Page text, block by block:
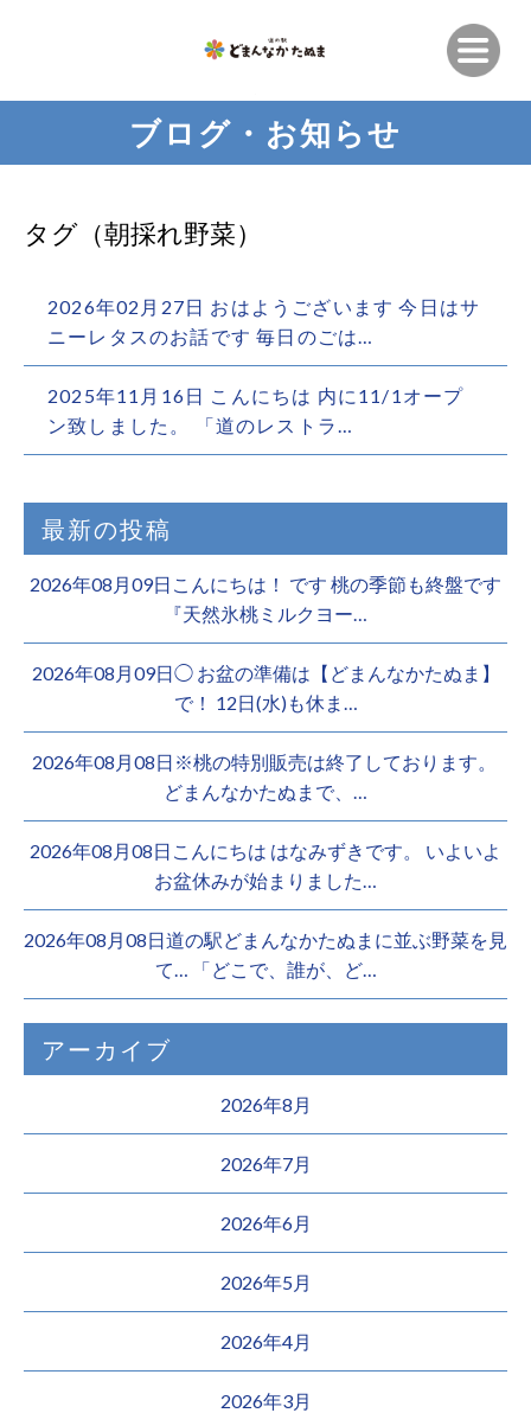
ブログ・お知らせ
タグ（朝採れ野菜）
2026年02月27日 おはようございます 今日はサ
ニーレタスのお話です 毎日のごは…
2025年11月16日 こんにちは 内に11/1オープ
ン致しました。 「道のレストラ…
最新の投稿
2026年08月09日こんにちは！ です 桃の季節も終盤です
『天然氷桃ミルクヨー…
2026年08月09日◯ お盆の準備は【どまんなかたぬま】
で！ 12日(水)も休ま…
2026年08月08日※桃の特別販売は終了しております。 ️
どまんなかたぬまで、…
2026年08月08日こんにちは はなみずきです。 いよいよ
お盆休みが始まりました…
2026年08月08日道の駅どまんなかたぬまに並ぶ野菜を見
て… 「どこで、誰が、ど…
アーカイブ
2026年8月
2026年7月
2026年6月
2026年5月
2026年4月
2026年3月